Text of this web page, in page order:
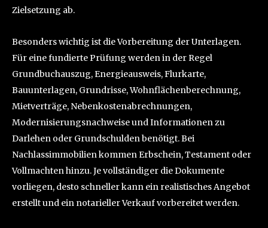
Zielsetzung ab.
Besonders wichtig ist die Vorbereitung der Unterlagen.
Für eine fundierte Prüfung werden in der Regel
Grundbuchauszug, Energieausweis, Flurkarte,
Bauunterlagen, Grundrisse, Wohnflächenberechnung,
Mietverträge, Nebenkostenabrechnungen,
Modernisierungsnachweise und Informationen zu
Darlehen oder Grundschulden benötigt. Bei
Nachlassimmobilien kommen Erbschein, Testament oder
Vollmachten hinzu. Je vollständiger die Dokumente
vorliegen, desto schneller kann ein realistisches Angebot
erstellt und ein notarieller Verkauf vorbereitet werden.